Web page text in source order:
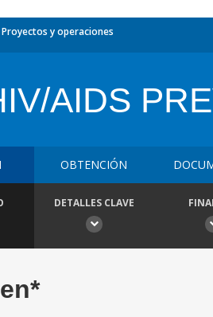
Proyectos y operaciones
AIDS
OBTENCIÓN
DETALLES CLAVE